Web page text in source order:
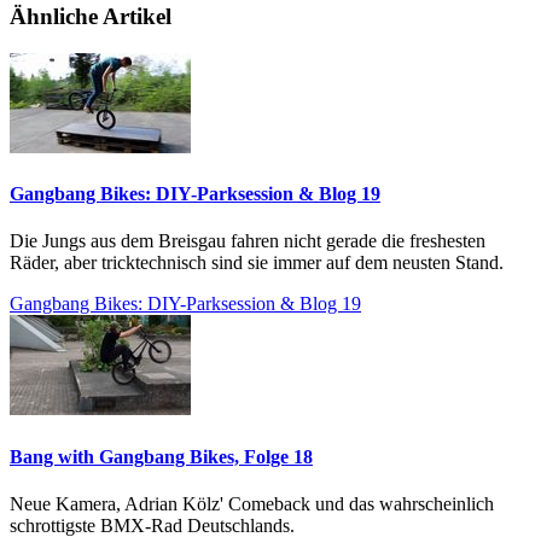
Ähnliche Artikel
Gangbang Bikes: DIY-Parksession & Blog 19
Die Jungs aus dem Breisgau fahren nicht gerade die freshesten
Räder, aber tricktechnisch sind sie immer auf dem neusten Stand.
Gangbang Bikes: DIY-Parksession & Blog 19
Bang with Gangbang Bikes, Folge 18
Neue Kamera, Adrian Kölz' Comeback und das wahrscheinlich
schrottigste BMX-Rad Deutschlands.